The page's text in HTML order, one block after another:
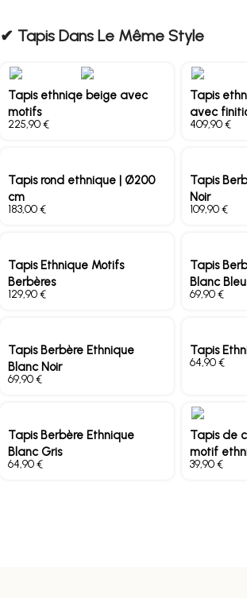
✔︎ Tapis Dans Le Même Style
Tapis ethniqe beige avec
motifs
€
Tapis
avec
€
Tapis rond ethnique | Ø200
cm
€
Tapis
Noir
€
Tapis Ethnique Motifs
Berbères
€
Tapis
Blanc Bleu
€
Tapis Berbère Ethnique
Blanc Noir
€
Tapis
€
Tapis Berbère Ethnique
Blanc Gris
€
Tapis de
motif
€